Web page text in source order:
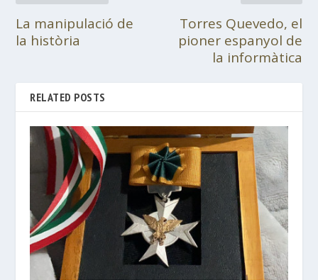
La manipulació de
la història
Torres Quevedo, el
pioner espanyol de
la informàtica
RELATED POSTS